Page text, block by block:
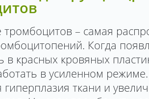
– самая
Когда
в красных кровяных
в усиленном
гиперплазия ткани и